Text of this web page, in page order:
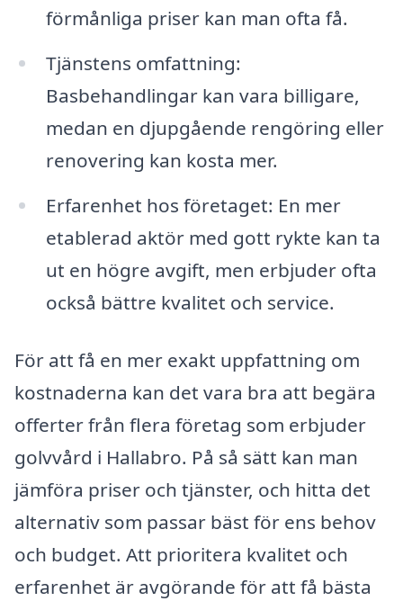
förmånliga priser kan man ofta få.
Tjänstens omfattning:
Basbehandlingar kan vara billigare,
medan en djupgående rengöring eller
renovering kan kosta mer.
Erfarenhet hos företaget: En mer
etablerad aktör med gott rykte kan ta
ut en högre avgift, men erbjuder ofta
också bättre kvalitet och service.
För att få en mer exakt uppfattning om
kostnaderna kan det vara bra att begära
offerter från flera företag som erbjuder
golvvård i Hallabro. På så sätt kan man
jämföra priser och tjänster, och hitta det
alternativ som passar bäst för ens behov
och budget. Att prioritera kvalitet och
erfarenhet är avgörande för att få bästa